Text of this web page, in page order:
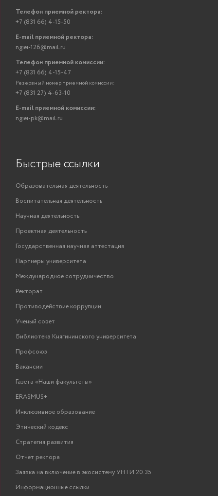
Телефон приемной ректора:
+7 (831 66) 4-15-50
E-mail приемной ректора:
ngiei-126@mail.ru
Телефон приемной комиссии:
+7 (831 66) 4-15-47
Резервный номер приемной комиссии:
+7 (831 27) 4-63-10
E-mail приемной комиссии:
ngiei-pk@mail.ru
Быстрые ссылки
Образовательная деятельность
Воспитательная деятельность
Научная деятельность
Проектная деятельность
Государственная научная аттестация
Партнеры университета
Международное сотрудничество
Ректорат
Противодействие коррупции
Ученый совет
Библиотека Княгининского университета
Профсоюз
Вакансии
Газета «Наши факультеты»
ERASMUS+
Инклюзивное образование
Этический кодекс
Стратегия развития
Отчёт ректора
Заявка на включение в экосистему УНТИ 20.35
Информационные ссылки